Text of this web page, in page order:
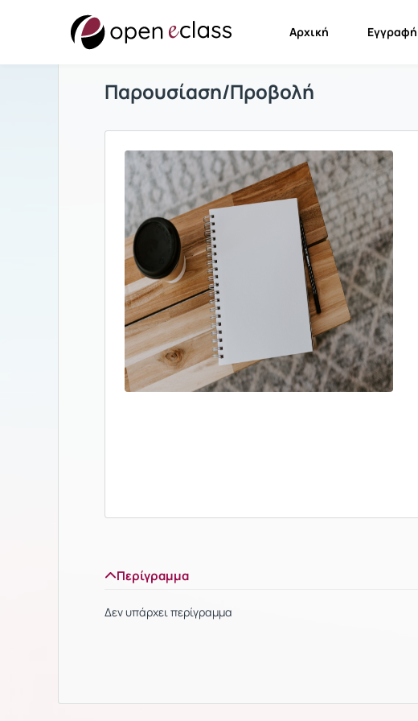
Αρχική Εγγραφή
Παρουσίαση/Προβολή
Περίγραμμα
Δεν υπάρχει περίγραμμα